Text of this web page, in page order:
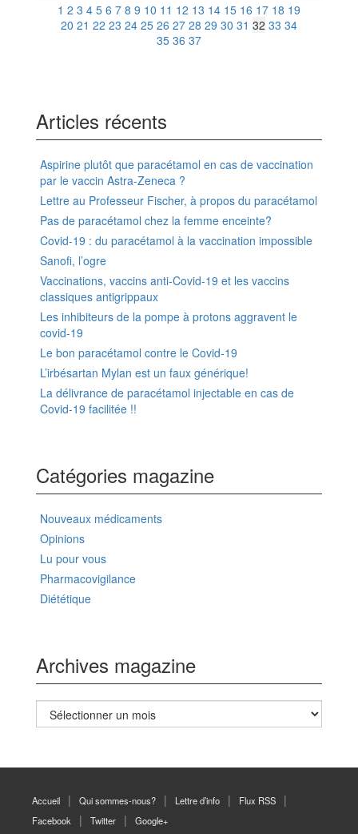
1 2 3 4 5 6 7 8 9 10 11 12 13 14 15 16 17 18 19
20 21 22 23 24 25 26 27 28 29 30 31 32 33 34
35 36 37
Articles récents
Aspirine plutôt que paracétamol en cas de vaccination
par le vaccin Astra-Zeneca ?
Lettre au Professeur Fischer, à propos du paracétamol
Pas de paracétamol chez la femme enceinte?
Covid-19 : du paracétamol à la vaccination impossible
Sanofi, l’ogre
Vaccinations, vaccins anti-Covid-19 et les vaccins
classiques antigrippaux
Les inhibiteurs de la pompe à protons aggravent le
covid-19
Le bon paracétamol contre le Covid-19
L’irbésartan Mylan est un faux générique!
La délivrance de paracétamol injectable en cas de
Covid-19 facilitée !!
Catégories magazine
Nouveaux médicaments
Opinions
Lu pour vous
Pharmacovigilance
Diététique
Archives magazine
Archives
magazine
Accueil Qui sommes-nous? Lettre d’info
Flux RSS
Facebook
Twitter Google+